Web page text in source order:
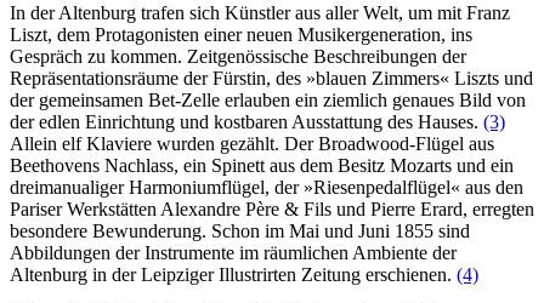
In der Altenburg trafen sich Künstler aus aller Welt, um mit Franz
Liszt, dem Protagonisten einer neuen Musikergeneration, ins
Gespräch zu kommen. Zeitgenössische Beschreibungen der
Repräsentationsräume der Fürstin, des »blauen Zimmers« Liszts und
der gemeinsamen Bet-Zelle erlauben ein ziemlich genaues Bild von
der edlen Einrichtung und kostbaren Ausstattung des Hauses. (3)
Allein elf Klaviere wurden gezählt. Der Broadwood-Flügel aus
Beethovens Nachlass, ein Spinett aus dem Besitz Mozarts und ein
dreimanualiger Harmoniumflügel, der »Riesenpedalflügel« aus den
Pariser Werkstätten Alexandre Père & Fils und Pierre Erard, erregten
besondere Bewunderung. Schon im Mai und Juni 1855 sind
Abbildungen der Instrumente im räumlichen Ambiente der
Altenburg in der Leipziger Illustrirten Zeitung erschienen. (4)